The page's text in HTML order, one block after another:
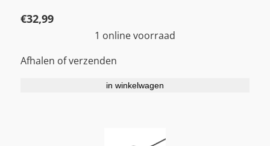
€32,99
1 online voorraad
Afhalen of verzenden
in winkelwagen